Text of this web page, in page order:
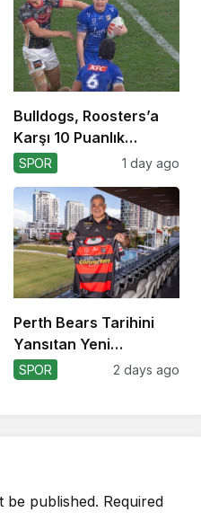
Bulldogs, Roosters’a
Karşı 10 Puanlık
Avantajı Yitirdi
SPOR 1 day ago
Perth Bears Tarihini
Yansıtan Yeni
Formasını Tanıttı
SPOR 2 days ago
be published. Required